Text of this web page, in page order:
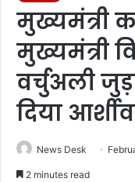
मुख्यमंत्री
मुख्यमंत्री
वर्चुअली
दिया
News Desk
2 minutes read